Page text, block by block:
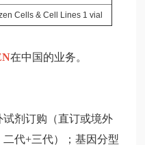
在中国的业务。
剂订购（直订或境外
二代+三代）；基因分型